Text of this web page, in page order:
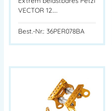
VECTOR 12….
Best.-Nr.: 36PER078BA